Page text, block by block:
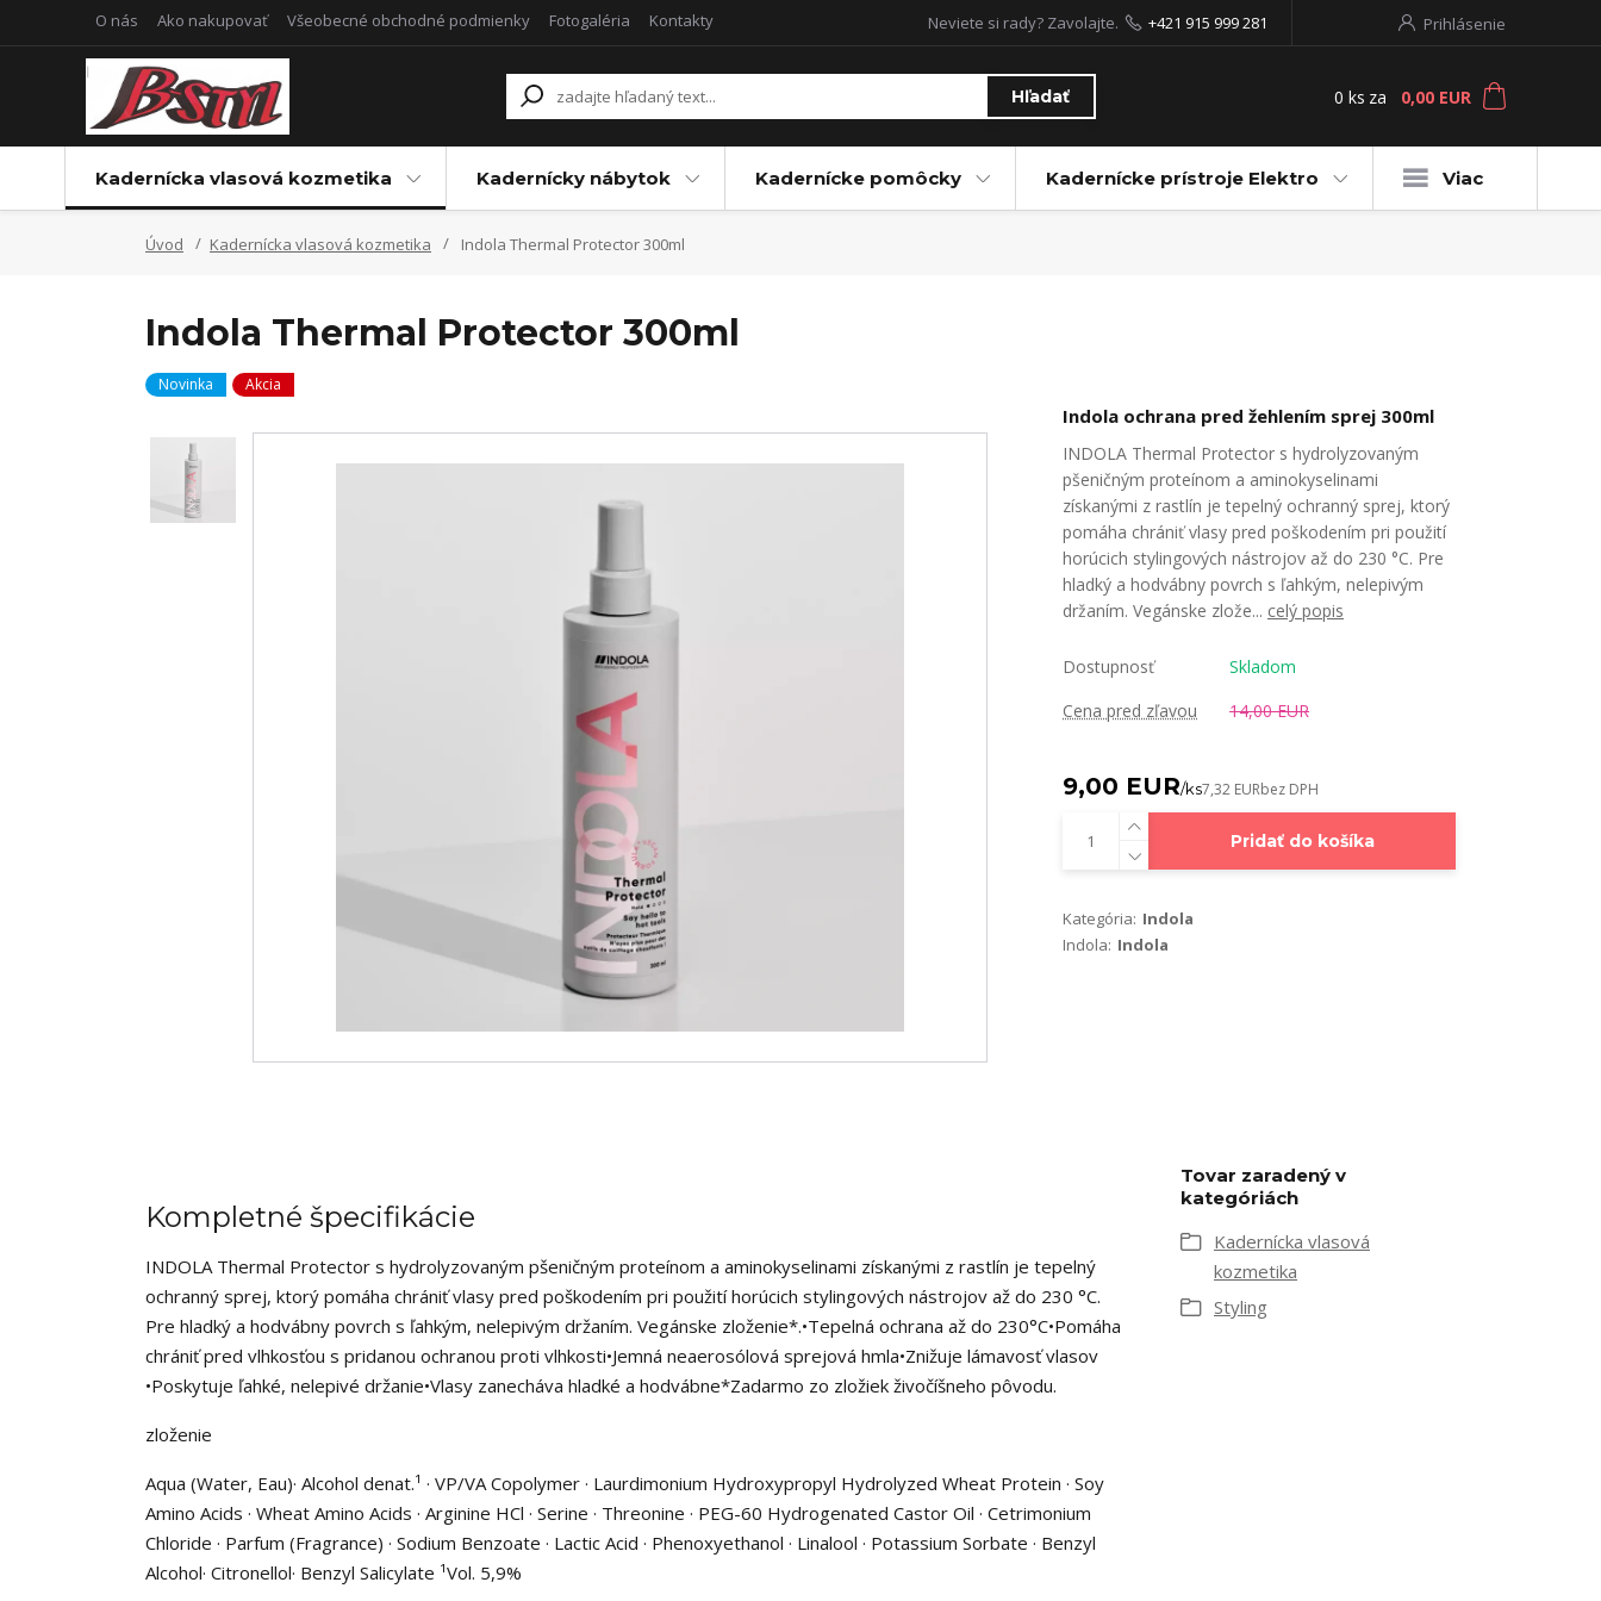
O nás Ako nakupovať Všeobecné obchodné podmienky Fotogaléria Kontakty Prihlásenie
Hľadať
Neviete si rady? Zavolajte. +421 915 999 281
0 ks za 0,00 EUR
Kadernícka vlasová kozmetika Kadernícky nábytok Kadernícke pomôcky Kadernícke prístroje Elektro Viac
Úvod Kadernícka vlasová kozmetika Indola Thermal Protector 300ml
Indola Thermal Protector 300ml
Novinka Akcia
Indola ochrana pred žehlením sprej 300ml
INDOLA Thermal Protector s hydrolyzovaným
pšeničným proteínom a aminokyselinami
získanými z rastlín je tepelný ochranný sprej, ktorý
pomáha chrániť vlasy pred poškodením pri použití
horúcich stylingových nástrojov až do 230 °C. Pre
hladký a hodvábny povrch s ľahkým, nelepivým
držaním. Vegánske zlože... celý popis
Dostupnosť
Skladom
Cena pred zľavou
14,00 EUR
9,00 EUR/ks7,32 EURbez DPH
Pridať do košíka
Kategória: Indola
Indola: Indola
Kompletné špecifikácie
INDOLA Thermal Protector s hydrolyzovaným pšeničným proteínom a aminokyselinami získanými z rastlín je tepelný
ochranný sprej, ktorý pomáha chrániť vlasy pred poškodením pri použití horúcich stylingových nástrojov až do 230 °C.
Pre hladký a hodvábny povrch s ľahkým, nelepivým držaním. Vegánske zloženie*.•Tepelná ochrana až do 230°C•Pomáha
chrániť pred vlhkosťou s pridanou ochranou proti vlhkosti•Jemná neaerosólová sprejová hmla•Znižuje lámavosť vlasov
•Poskytuje ľahké, nelepivé držanie•Vlasy zanecháva hladké a hodvábne*Zadarmo zo zložiek živočíšneho pôvodu.
zloženie
Aqua (Water, Eau)· Alcohol denat.¹ · VP/VA Copolymer · Laurdimonium Hydroxypropyl Hydrolyzed Wheat Protein · Soy
Amino Acids · Wheat Amino Acids · Arginine HCl · Serine · Threonine · PEG-60 Hydrogenated Castor Oil · Cetrimonium
Chloride · Parfum (Fragrance) · Sodium Benzoate · Lactic Acid · Phenoxyethanol · Linalool · Potassium Sorbate · Benzyl
Alcohol· Citronellol· Benzyl Salicylate ¹Vol. 5,9%
Tovar zaradený v
kategóriách
Kadernícka vlasová
kozmetika
Styling